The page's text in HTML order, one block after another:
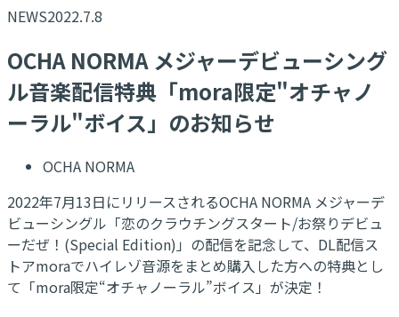
NEWS2022.7.8
OCHA NORMA メジャーデビューシング
ル音楽配信特典「mora限定"オチャノ
ーラル"ボイス」のお知らせ
OCHA NORMA
2022年7月13日にリリースされるOCHA NORMA メジャーデ
ビューシングル「恋のクラウチングスタート/お祭りデビュ
ーだぜ！(Special Edition)」の配信を記念して、DL配信ス
トアmoraでハイレゾ音源をまとめ購入した方への特典とし
て「mora限定“オチャノーラル”ボイス」が決定！